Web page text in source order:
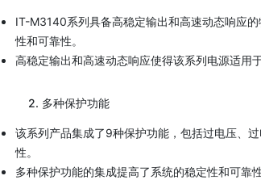
IT-M3140系列具备高稳定输出和高速动态响应
性和可靠性。
高稳定输出和高速动态响应使得该系列电源适用
2. 多种保护功能
该系列产品集成了9种保护功能，包括过电压、
性。
多种保护功能的集成提高了系统的稳定性和可靠